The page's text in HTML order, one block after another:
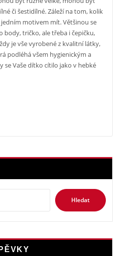
či šestidílné. Záleží na tom, kolik
motivem mít. Většinou se
body, tričko, ale třeba i čepičku,
je vše vyrobené z kvalitní látky,
podléhá všem hygienickým a
se Vaše dítko cítilo jako v hebké
Hledat